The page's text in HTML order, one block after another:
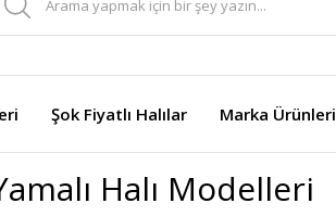
Şok Fiyatlı Halılar Marka Ürünleri
Halı Modelleri